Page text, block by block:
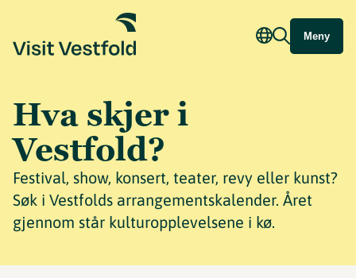
Meny
Hva skjer i
Vestfold?
Festival, show, konsert, teater, revy eller kunst?
Søk i Vestfolds arrangementskalender. Året
gjennom står kulturopplevelsene i kø.